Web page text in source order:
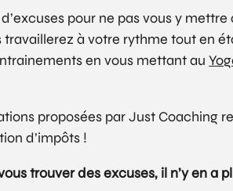
d’excuses pour ne pas vous y
travaillerez à votre rythme tout en
en vous mettant au
proposées par Just Coaching
d’impôts !
trouver des excuses, il n’y en